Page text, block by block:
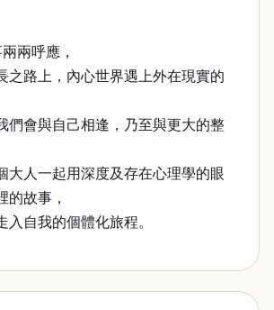
兩呼應，
之路上，內心世界遇上外在現實的
們會與自己相逢，乃至與更大的整
大人一起用深度及存在心理學的眼
的故事，
入自我的個體化旅程。